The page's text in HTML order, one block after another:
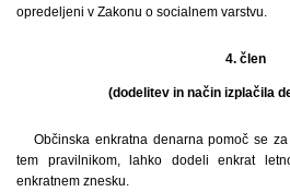
opredeljeni v Zakonu o socialnem varstvu.
4. člen
(dodelitev in način izplačila
Občinska enkratna denarna pomoč se
tem pravilnikom, lahko dodeli enkrat
enkratnem znesku.